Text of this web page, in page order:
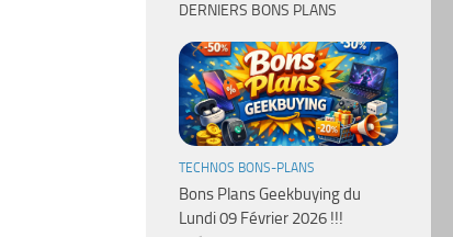
DERNIERS BONS PLANS
TECHNOS BONS-PLANS
Bons Plans Geekbuying du
Lundi 09 Février 2026 !!!